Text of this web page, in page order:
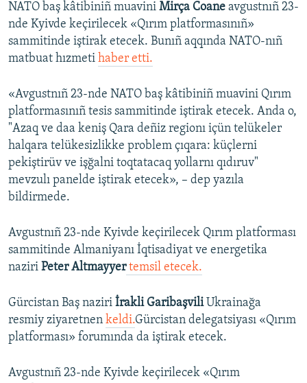
RFE/RS bütün saytları
NATO baş kâtibiniñ muavini Mirça Coane avgustnıñ 23-
nde Kyivde keçirilecek «Qırım platformasınıñ»
sammitinde iştirak etecek. Bunıñ aqqında NATO-nıñ
matbuat hızmeti haber etti.
«Avgustnıñ 23-nde NATO baş kâtibiniñ muavini Qırım
platformasınıñ tesis sammitinde iştirak etecek. Anda o,
"Azaq ve daa keniş Qara deñiz regionı içün telükeler
halqara telükesizlikke problem çıqara: küçlerni
pekiştirüv ve işğalni toqtatacaq yollarnı qıdıruv"
mevzulı panelde iştirak etecek», – dep yazıla
bildirmede.
Avgustnıñ 23-nde Kyivde keçirilecek Qırım platforması
sammitinde Almaniyanı İqtisadiyat ve energetika
naziri Peter Altmayyertemsil etecek.
Gürcistan Baş naziri İrakli GaribaşviliUkrainağa
resmiy ziyaretnen keldi.Gürcistan delegatsiyası «Qırım
platforması» forumında da iştirak etecek.
Avgustnıñ 23-nde Kyivde keçirilecek «Qırım